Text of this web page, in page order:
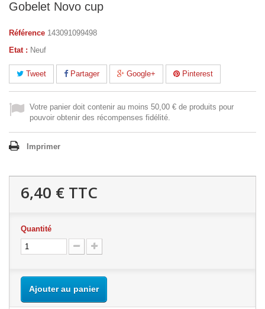
Gobelet Novo cup
Référence 143091099498
Etat : Neuf
Tweet Partager Google+ Pinterest
Votre panier doit contenir au moins 50,00 € de produits pour
pouvoir obtenir des récompenses fidélité.
Imprimer
6,40 € TTC
Quantité
Ajouter au panier